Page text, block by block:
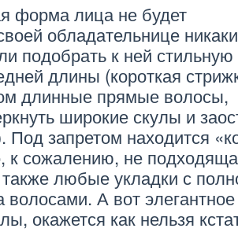
форма лица не будет
обладательнице
подобрать к ней стильную
длины (короткая
длинные прямые волосы,
широкие скулы и
Под запретом находится
к сожалению, не
также любые укладки с
волосами. А вот
окажется как нельзя